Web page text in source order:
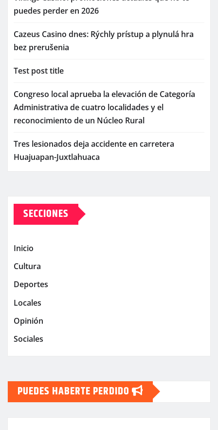
puedes perder en 2026
Cazeus Casino dnes: Rýchly prístup a plynulá hra
bez prerušenia
Test post title
Congreso local aprueba la elevación de Categoría
Administrativa de cuatro localidades y el
reconocimiento de un Núcleo Rural
Tres lesionados deja accidente en carretera
Huajuapan-Juxtlahuaca
SECCIONES
Inicio
Cultura
Deportes
Locales
Opinión
Sociales
PUEDES HABERTE PERDIDO